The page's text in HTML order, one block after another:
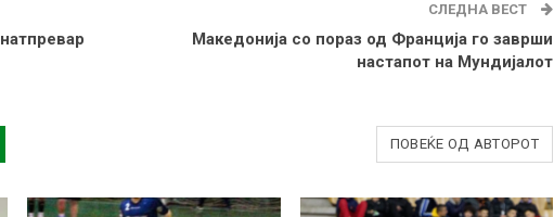
СЛЕДНА ВЕСТ
Македонија со пораз од Франција го заврши
настапот на Мундијалот
ПОВЕЌЕ ОД АВТОРОТ